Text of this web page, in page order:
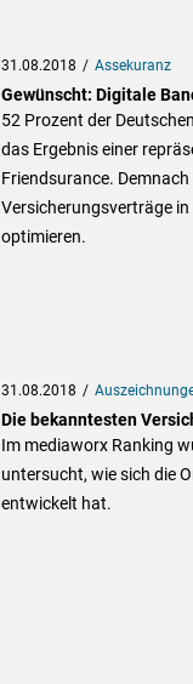
31.08.2018 Assekuranz
Gewünscht: Digitale
52 Prozent der
das Ergebnis einer
Friendsurance.
Versicherungsverträge
optimieren.
31.08.2018
Die bekanntesten
Im mediaworx Ranking
untersucht, wie sich die
entwickelt hat.